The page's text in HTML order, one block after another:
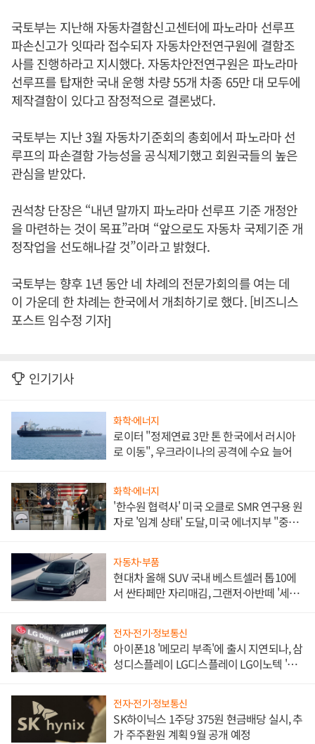
국토부는 지난해 자동차결함신고센터에 파노라마 선루프
파손신고가 잇따라 접수되자 자동차안전연구원에 결함조
사를 진행하라고 지시했다. 자동차안전연구원은 파노라마
선루프를 탑재한 국내 운행 차량 55개 차종 65만 대 모두에
제작결함이 있다고 잠정적으로 결론냈다.
국토부는 지난 3월 자동차기준회의 총회에서 파노라마 선
루프의 파손결함 가능성을 공식제기했고 회원국들의 높은
관심을 받았다.
권석창 단장은 “내년 말까지 파노라마 선루프 기준 개정안
을 마련하는 것이 목표”라며 “앞으로도 자동차 국제기준 개
정작업을 선도해나갈 것”이라고 밝혔다.
국토부는 향후 1년 동안 네 차례의 전문가회의를 여는 데
이 가운데 한 차례는 한국에서 개최하기로 했다. [비즈니스
포스트 임수정 기자]
인기기사
화학·에너지
로이터 "정제연료 3만 톤 한국에서 러시아
로 이동", 우크라이나의 공격에 수요 늘어
화학·에너지
'한수원 협력사' 미국 오클로 SMR 연구용 원
자로 '임계 상태' 도달, 미국 에너지부 "중요
자동차·부품
현대차 올해 SUV 국내 베스트셀러 톱10에
서 싼타페만 자리매김, 그랜저·아반떼 '세단
전자·전기·정보통신
아이폰18 '메모리 부족'에 출시 지연되나, 삼
성디스플레이 LG디스플레이 LG이노텍 '탈
전자·전기·정보통신
SK하이닉스 1주당 375원 현금배당 실시, 추
가 주주환원 계획 9월 공개 예정